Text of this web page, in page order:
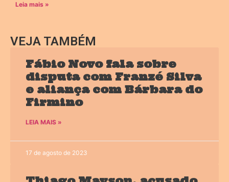
Leia mais »
VEJA TAMBÉM
Fábio Novo fala sobre
disputa com Franzé Silva
e aliança com Bárbara do
Firmino
LEIA MAIS »
17 de agosto de 2023